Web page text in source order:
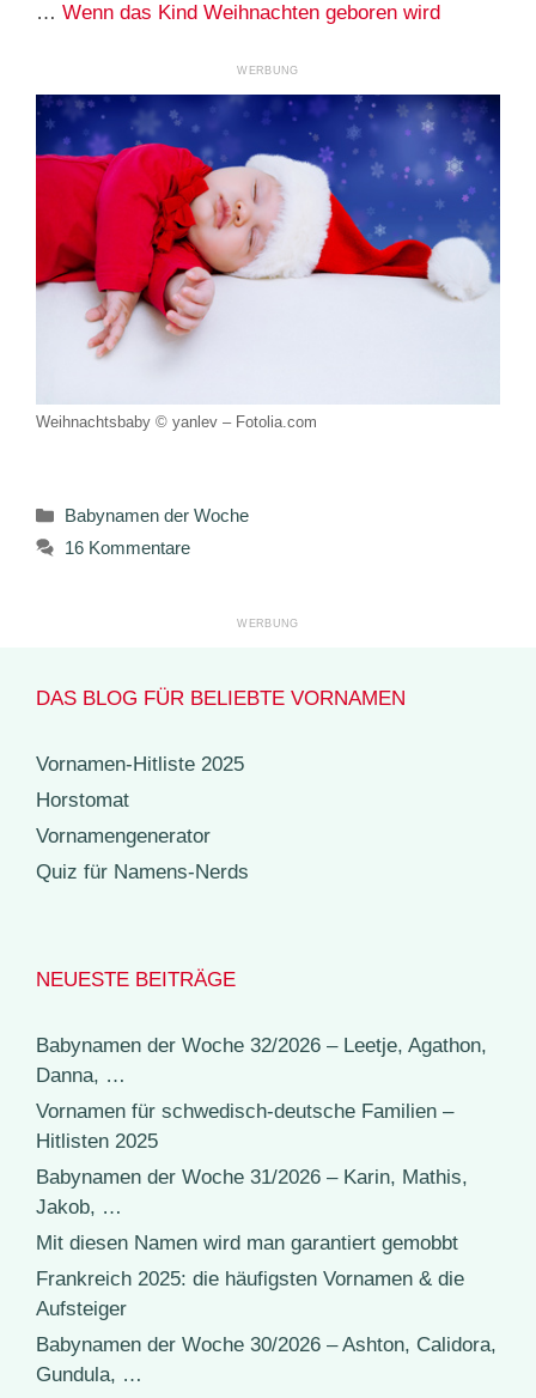
… Wenn das Kind Weihnachten geboren wird
Weihnachtsbaby © yanlev – Fotolia.com
Kategorien
Babynamen der Woche
16 Kommentare
DAS BLOG FÜR BELIEBTE VORNAMEN
Vornamen-Hitliste 2025
Horstomat
Vornamengenerator
Quiz für Namens-Nerds
NEUESTE BEITRÄGE
Babynamen der Woche 32/2026 – Leetje, Agathon,
Danna, …
Vornamen für schwedisch-deutsche Familien –
Hitlisten 2025
Babynamen der Woche 31/2026 – Karin, Mathis,
Jakob, …
Mit diesen Namen wird man garantiert gemobbt
Frankreich 2025: die häufigsten Vornamen & die
Aufsteiger
Babynamen der Woche 30/2026 – Ashton, Calidora,
Gundula, …